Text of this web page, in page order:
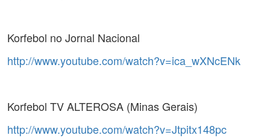
Korfebol no Jornal Nacional
http://www.youtube.com/watch?v=ica_wXNcENk
Korfebol TV ALTEROSA (Minas Gerais)
http://www.youtube.com/watch?v=Jtpitx148pc